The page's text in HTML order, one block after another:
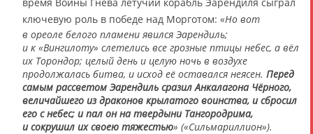
ключевую роль в победе над Морготом: «Но вот
в ореоле белого пламени явился Эарендиль;
и к «Вингилоту» слетелись все грозные птицы небес, а вёл
их Торондор; целый день и целую ночь в воздухе
продолжалась битва, и исход её оставался неясен. Перед
самым рассветом Эарендиль сразил Анкалагона Чёрного,
величайшего из драконов крылатого воинства, и сбросил
его с небес; и пал он на твердыни Тангородрима,
и сокрушил их своею тяжестью» («Сильмариллион»).